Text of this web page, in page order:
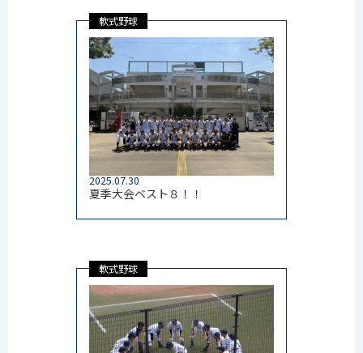
軟式野球
2025.07.30
夏季大会ベスト８！！
軟式野球